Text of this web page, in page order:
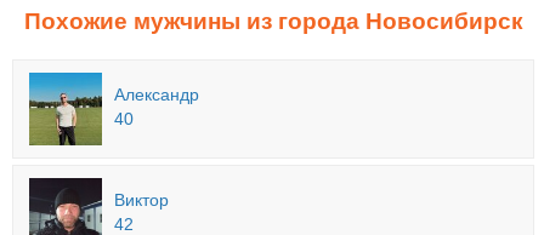
Похожие мужчины из города Новосибирск
Александр
40
Виктор
42